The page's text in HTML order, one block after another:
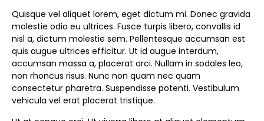
Quisque vel aliquet lorem, eget dictum mi. Donec gravida
molestie odio eu ultrices. Fusce turpis libero, convallis id
nisl a, dictum molestie sem. Pellentesque accumsan est
quis augue ultrices efficitur. Ut id augue interdum,
accumsan massa a, placerat orci. Nullam in sodales leo,
non rhoncus risus. Nunc non quam nec quam
consectetur pharetra. Suspendisse potenti. Vestibulum
vehicula vel erat placerat tristique.